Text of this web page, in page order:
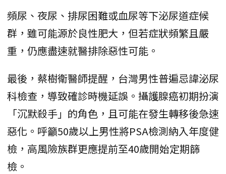
頻尿、夜尿、排尿困難或血尿等下泌尿道症候
群，雖可能源於良性肥大，但若症狀頻繁且嚴
重，仍應盡速就醫排除惡性可能。
最後，蔡樹衛醫師提醒，台灣男性普遍忌諱泌尿
科檢查，導致確診時機延誤。攝護腺癌初期扮演
「沉默殺手」的角色，且可能在發生轉移後急速
惡化。呼籲50歲以上男性將PSA檢測納入年度健
檢，高風險族群更應提前至40歲開始定期篩
檢。